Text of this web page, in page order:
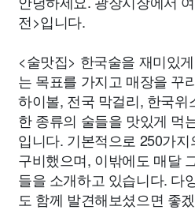
전>입니다.
<술맛집> 한국술을 재미있
는 목표를 가지고 매장을 꾸
하이볼, 전국 막걸리, 한국
한 종류의 술들을 맛있게 먹
입니다. 기본적으로 250가
구비했으며, 이밖에도 매달
들을 소개하고 있습니다. 다
도 함께 발견해보셨으면 좋